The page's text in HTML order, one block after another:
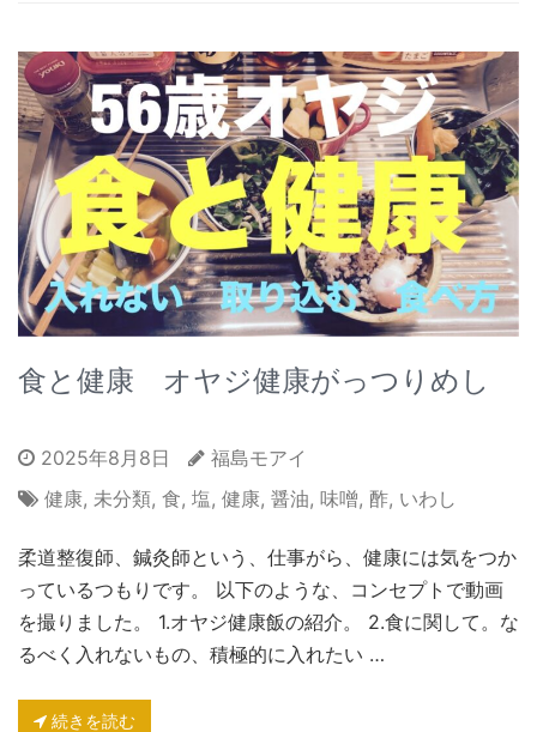
食と健康 オヤジ健康がっつりめし
2025年8月8日
福島モアイ
健康, 未分類, 食, 塩 , 健康, 醤油, 味噌, 酢, いわし
柔道整復師、鍼灸師という、仕事がら、健康には気をつか
っているつもりです。 以下のような、コンセプトで動画
を撮りました。 1.オヤジ健康飯の紹介。 2.食に関して。な
るべく入れないもの、積極的に入れたい …
続きを読む